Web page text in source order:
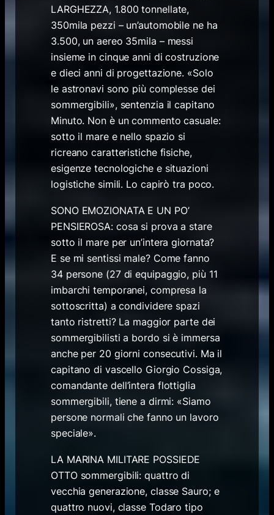
LARGHEZZA, 1.800 tonnellate,
350mila pezzi – un’automobile ne ha
3.500, un aereo 35mila – messi
insieme in cinque anni di costruzione
e dieci anni di progettazione. «Solo
le astronavi sono più complesse dei
sommergibili», sentenzia il capitano
Minuto. Non è un commento casuale:
sotto il mare e nello spazio si
ricreano caratteristiche fisiche,
esigenze tecnologiche e situazioni
logistiche simili. Lo capirò tra poco.
SONO EMOZIONATA E UN PO’
PENSIEROSA: cosa si prova a stare
sotto il mare per un’intera giornata?
E se mi sentissi male? Come fanno
34 persone (27 di equipaggio, più 11
imbarchi temporanei, compresa la
sottoscritta) a condividere spazi
tanto ristretti? La maggior parte dei
sommergibilisti a bordo si è immersa
anche per 20 giorni consecutivi. Ma il
capitano di vascello Giorgio Cossiga,
comandante dell’intera flottiglia
sommergibili, tiene a dirmi: «Siamo
persone normali che fanno un lavoro
speciale».
LA MARINA MILITARE POSSIEDE
OTTO sommergibili: quattro di
vecchia generazione, classe Sauro; e
quattro nuovi, classe Todaro tipo